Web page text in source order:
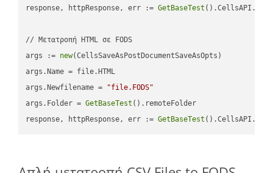
response, httpResponse, err := GetBaseTest ().CellsAPI.
// Μετατροπή HTML σε FODS
args := new(CellsSaveAsPostDocumentSaveAsOpts)
args.Name = file.HTML
args.Newfilename =
"file.FODS"
args.Folder = GetBaseTest ().remoteFolder
response, httpResponse, err := GetBaseTest ().CellsAPI.